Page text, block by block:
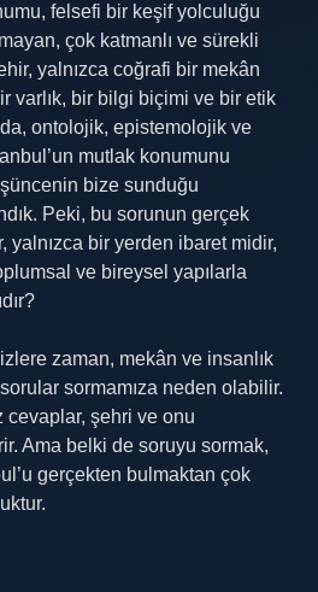
felsefi bir keşif yolculuğu
çok katmanlı ve sürekli
yalnızca coğrafi bir mekân
varlık, bir bilgi biçimi ve bir etik
ontolojik, epistemolojik ve
mutlak konumunu
bize sunduğu
Peki, bu sorunun gerçek
yalnızca bir yerden ibaret midir,
ve bireysel yapılarla
zaman, mekân ve insanlık
sormamıza neden olabilir.
cevaplar, şehri ve onu
Ama belki de soruyu sormak,
gerçekten bulmaktan çok